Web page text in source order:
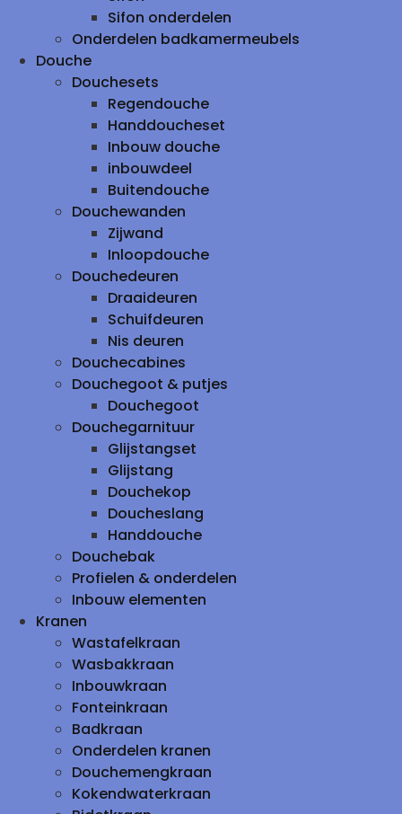
Sifon onderdelen
Onderdelen badkamermeubels
Douche
Douchesets
Regendouche
Handdoucheset
Inbouw douche
inbouwdeel
Buitendouche
Douchewanden
Zijwand
Inloopdouche
Douchedeuren
Draaideuren
Schuifdeuren
Nis deuren
Douchecabines
Douchegoot & putjes
Douchegoot
Douchegarnituur
Glijstangset
Glijstang
Douchekop
Doucheslang
Handdouche
Douchebak
Profielen & onderdelen
Inbouw elementen
Kranen
Wastafelkraan
Wasbakkraan
Inbouwkraan
Fonteinkraan
Badkraan
Onderdelen kranen
Douchemengkraan
Kokendwaterkraan